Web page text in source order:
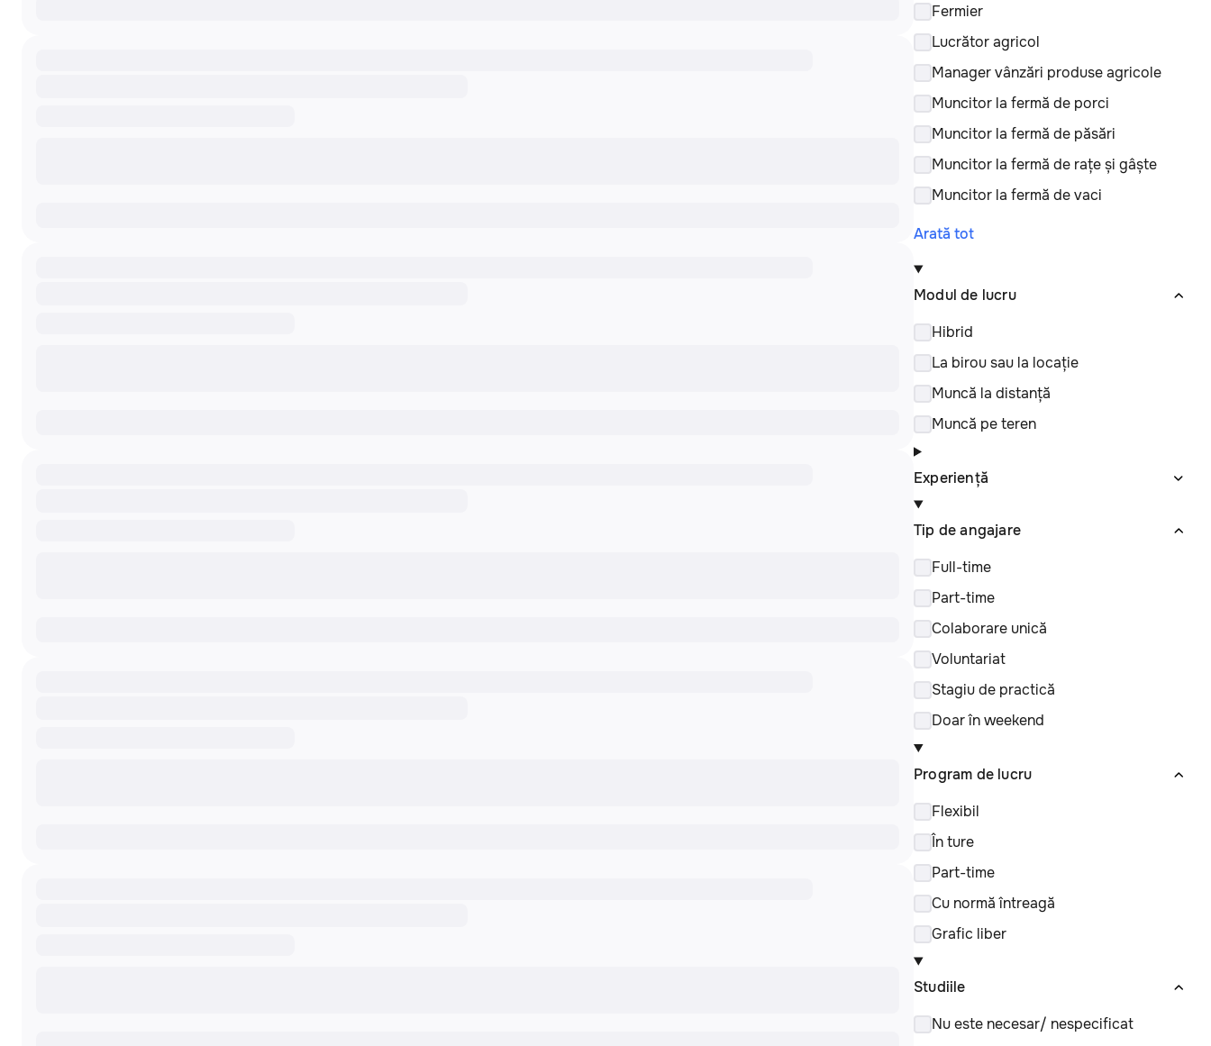
Fermier
Lucrător agricol
Manager vânzări produse agricole
Muncitor la fermă de porci
Muncitor la fermă de păsări
Muncitor la fermă de rațe și gâște
Muncitor la fermă de vaci
Arată tot
Modul de lucru
Hibrid
La birou sau la locație
Muncă la distanță
Muncă pe teren
Experiență
Tip de angajare
Full-time
Part-time
Colaborare unică
Voluntariat
Stagiu de practică
Doar în weekend
Program de lucru
Flexibil
În ture
Part-time
Cu normă întreagă
Grafic liber
Studiile
Nu este necesar/ nespecificat